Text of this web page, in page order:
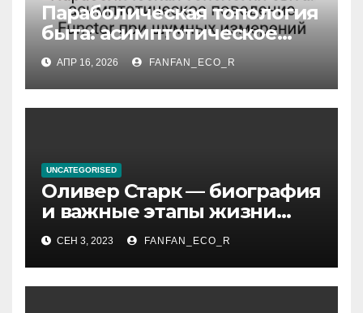
Параболическая топология
быта: асимптотическое
поведение Functor при
шумных измерений
АПР 16, 2026 FANFAN_ECO_R
UNCATEGORISED
Оливер Старк — биография
и важные этапы жизни
великого миллиардера и
супергероя
СЕН 3, 2023 FANFAN_ECO_R